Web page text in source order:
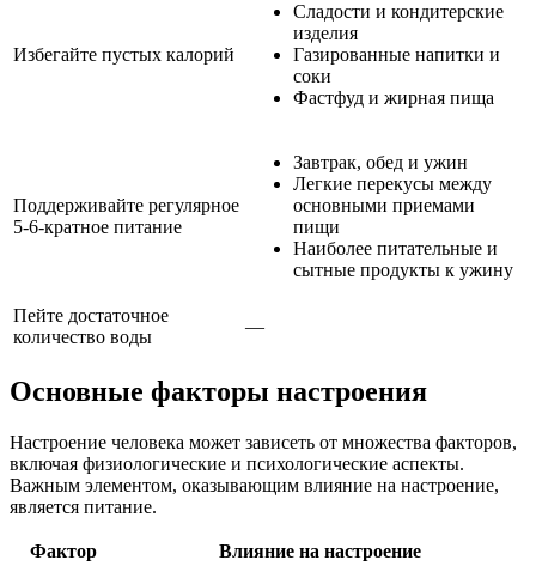
Избегайте пустых калорий
Сладости и кондитерские
изделия
Газированные напитки и
соки
Фастфуд и жирная пища
Поддерживайте регулярное
5-6-кратное питание
Завтрак, обед и ужин
Легкие перекусы между
основными приемами
пищи
Наиболее питательные и
сытные продукты к ужину
Пейте достаточное
количество воды
—
Основные факторы настроения
Настроение человека может зависеть от множества факторов,
включая физиологические и психологические аспекты.
Важным элементом, оказывающим влияние на настроение,
является питание.
Фактор Влияние на настроение